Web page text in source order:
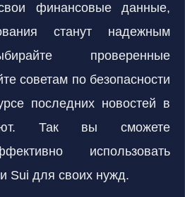
финансовые данные,
станут надежным
проверенные
советам по безопасности
последних новостей в
Так вы сможете
использовать
Sui для своих нужд.